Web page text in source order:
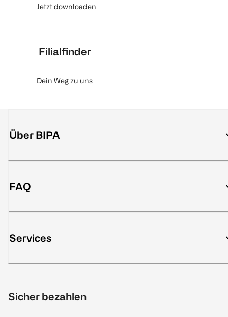
Jetzt downloaden
Filialfinder
Dein Weg zu uns
Über BIPA
FAQ
Services
Sicher bezahlen